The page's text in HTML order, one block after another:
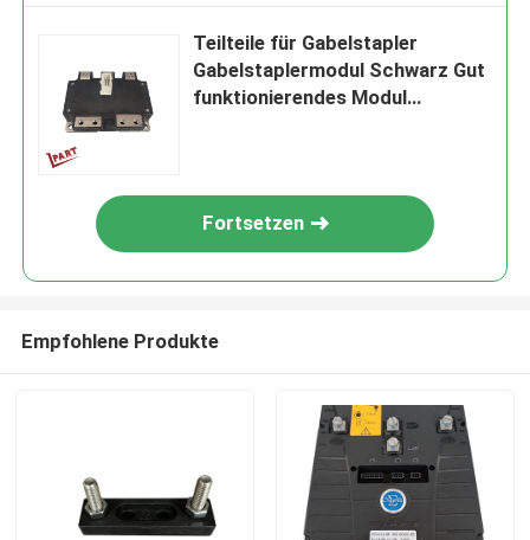
Teilteile für Gabelstapler
Gabelstaplermodul Schwarz Gut
funktionierendes Modul
Fortsetzen
Empfohlene Produkte